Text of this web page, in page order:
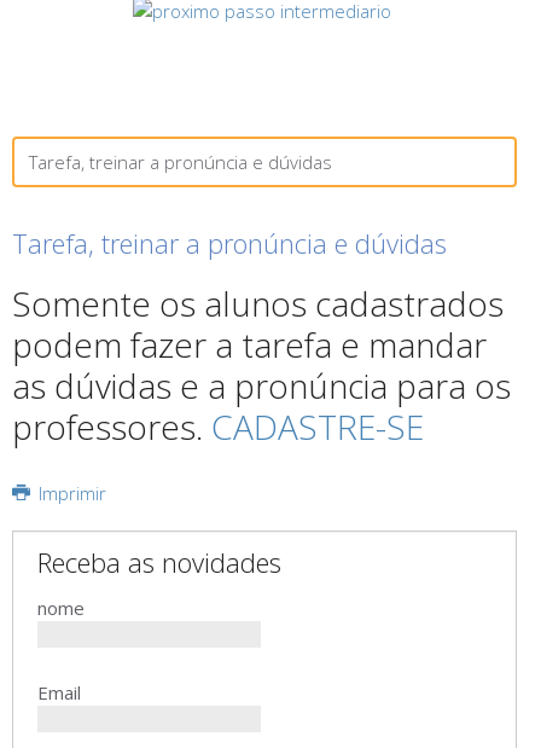
Tarefa, treinar a pronúncia e dúvidas
Tarefa, treinar a pronúncia e dúvidas
Somente os alunos cadastrados
podem fazer a tarefa e mandar
as dúvidas e a pronúncia para os
professores. CADASTRE-SE
Imprimir
Receba as novidades
nome
Email